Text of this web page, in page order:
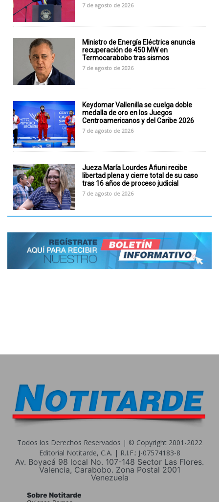
7 de agosto de 2026
Ministro de Energía Eléctrica anuncia
recuperación de 450 MW en
Termocarabobo tras sismos
7 de agosto de 2026
Keydomar Vallenilla se cuelga doble
medalla de oro en los Juegos
Centroamericanos y del Caribe 2026
7 de agosto de 2026
Jueza María Lourdes Afiuni recibe
libertad plena y cierre total de su caso
tras 16 años de proceso judicial
7 de agosto de 2026
Todos los Derechos Reservados | © Copyright 2001-2022
Editorial Notitarde, C.A. | R.I.F.: J-07574183-8
Av. Boyacá 98 local No. 107-148 Sector Las Flores.
Valencia, Carabobo. Zona Postal 2001
Venezuela
Sobre Notitarde